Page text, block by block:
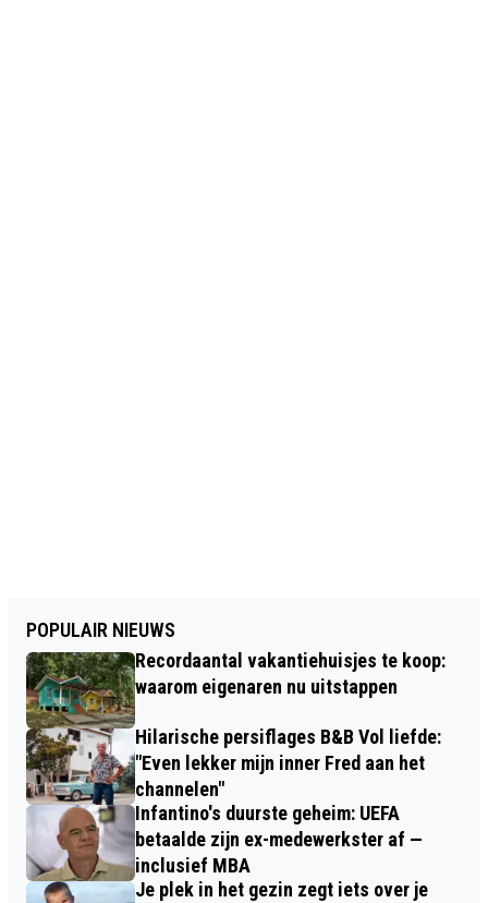
POPULAIR NIEUWS
Recordaantal vakantiehuisjes te koop:
waarom eigenaren nu uitstappen
Hilarische persiflages B&B Vol liefde:
"Even lekker mijn inner Fred aan het
channelen"
Infantino's duurste geheim: UEFA
betaalde zijn ex-medewerkster af —
inclusief MBA
Je plek in het gezin zegt iets over je